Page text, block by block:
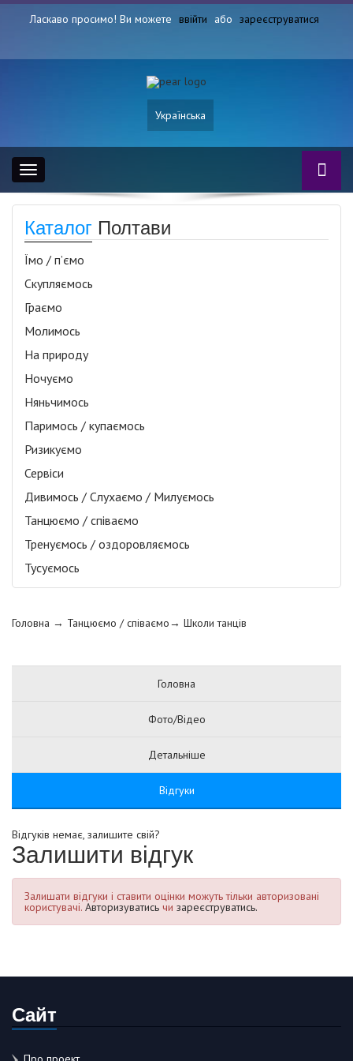
Ласкаво просимо! Ви можете ввійти або зареєструватися
Українська
Toggle
navigation
Каталог Полтави
Їмо / п’ємо
Скупляємось
Граємо
Молимось
На природу
Ночуємо
Няньчимось
Паримось / купаємось
Ризикуємо
Сервіси
Дивимось / Слухаємо / Милуємось
Танцюємо / співаємо
Тренуємось / оздоровляємось
Тусуємось
Головна → Танцюємо / співаємо→ Школи танців
Головна
Фото/Відео
Детальніше
Відгуки
Відгуків немає, залишите свій?
Залишити відгук
Залишати відгуки і ставити оцінки можуть тільки авторизовані
користувачі. Авторизуватись чи зареєструватись.
Сайт